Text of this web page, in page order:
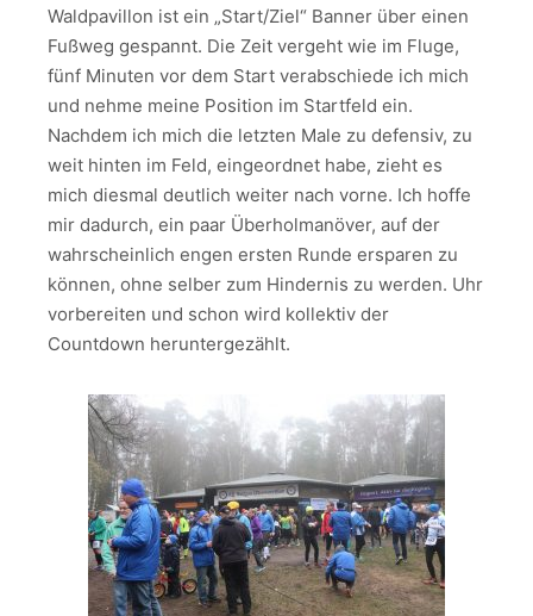
Waldpavillon ist ein „Start/Ziel“ Banner über einen
Fußweg gespannt. Die Zeit vergeht wie im Fluge,
fünf Minuten vor dem Start verabschiede ich mich
und nehme meine Position im Startfeld ein.
Nachdem ich mich die letzten Male zu defensiv, zu
weit hinten im Feld, eingeordnet habe, zieht es
mich diesmal deutlich weiter nach vorne. Ich hoffe
mir dadurch, ein paar Überholmanöver, auf der
wahrscheinlich engen ersten Runde ersparen zu
können, ohne selber zum Hindernis zu werden. Uhr
vorbereiten und schon wird kollektiv der
Countdown heruntergezählt.